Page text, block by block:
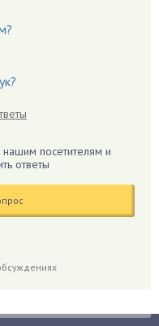
посетителям и
ответы